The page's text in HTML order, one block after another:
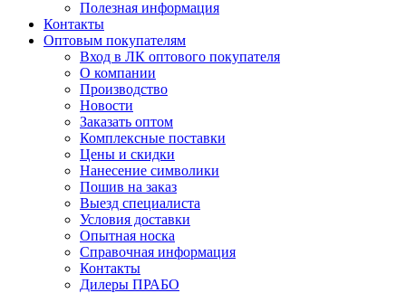
Полезная информация
Контакты
Оптовым покупателям
Вход в ЛК оптового покупателя
О компании
Производство
Новости
Заказать оптом
Комплексные поставки
Цены и скидки
Нанесение символики
Пошив на заказ
Выезд специалиста
Условия доставки
Опытная носка
Справочная информация
Контакты
Дилеры ПРАБО